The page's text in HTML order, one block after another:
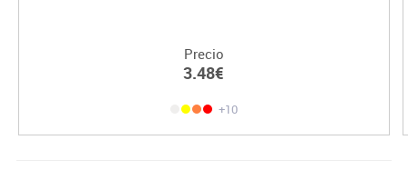
Precio
3.48€
+10